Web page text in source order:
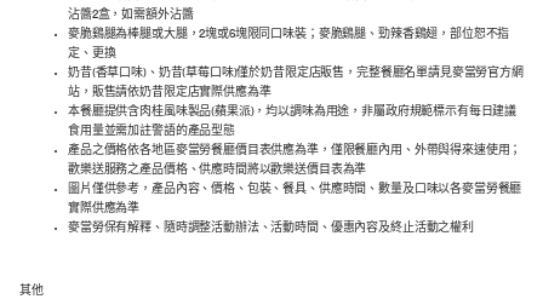
沾醬2盒，如需額外沾醬
麥脆鷄腿為棒腿或大腿，2塊或6塊限同口味裝；麥脆鷄腿、勁辣香鷄翅，部位恕不指
定、更換
奶昔(香草口味)、奶昔(草莓口味)僅於奶昔限定店販售，完整餐廳名單請見麥當勞官方網
站，販售請依奶昔限定店實際供應為準
本餐廳提供含肉桂風味製品(蘋果派)，均以調味為用途，非屬政府規範標示有每日建議
食用量並需加註警語的產品型態
產品之價格依各地區麥當勞餐廳價目表供應為準，僅限餐廳內用、外帶與得來速使用；
歡樂送服務之產品價格、供應時間將以歡樂送價目表為準
圖片僅供參考，產品內容、價格、包裝、餐具、供應時間、數量及口味以各麥當勞餐廳
實際供應為準
麥當勞保有解釋、隨時調整活動辦法、活動時間、優惠內容及終止活動之權利
其他